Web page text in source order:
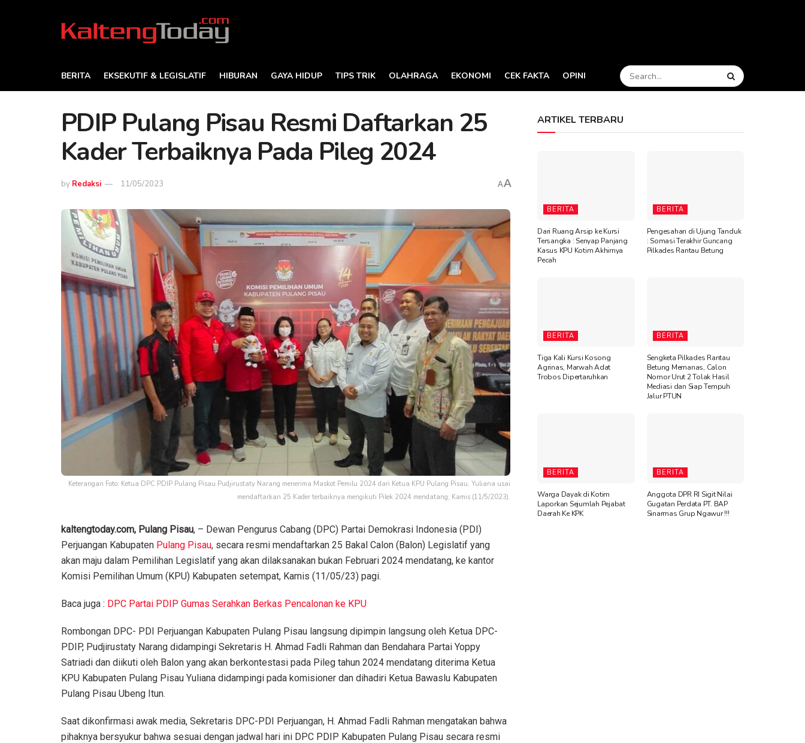
BERITA EKSEKUTIF & LEGISLATIF HIBURAN GAYA HIDUP TIPS TRIK OLAHRAGA EKONOMI CEK FAKTA OPINI
PDIP Pulang Pisau Resmi Daftarkan 25
Kader Terbaiknya Pada Pileg 2024
by Redaksi 11/05/2023 AA
Keterangan Foto: Ketua DPC PDIP Pulang Pisau Pudjirustaty Narang menerima Maskot Pemilu 2024 dari Ketua KPU Pulang Pisau, Yuliana usai
mendaftarkan 25 Kader terbaiknya mengikuti Pilek 2024 mendatang, Kamis (11/5/2023).
kaltengtoday.com, Pulang Pisau, – Dewan Pengurus Cabang (DPC) Partai Demokrasi Indonesia (PDI)
Perjuangan Kabupaten Pulang Pisau, secara resmi mendaftarkan 25 Bakal Calon (Balon) Legislatif yang
akan maju dalam Pemilihan Legislatif yang akan dilaksanakan bukan Februari 2024 mendatang, ke kantor
Komisi Pemilihan Umum (KPU) Kabupaten setempat, Kamis (11/05/23) pagi.
Baca juga : DPC Partai PDIP Gumas Serahkan Berkas Pencalonan ke KPU
Rombongan DPC- PDI Perjuangan Kabupaten Pulang Pisau langsung dipimpin langsung oleh Ketua DPC-
PDIP, Pudjirustaty Narang didampingi Sekretaris H. Ahmad Fadli Rahman dan Bendahara Partai Yoppy
Satriadi dan diikuti oleh Balon yang akan berkontestasi pada Pileg tahun 2024 mendatang diterima Ketua
KPU Kabupaten Pulang Pisau Yuliana didampingi pada komisioner dan dihadiri Ketua Bawaslu Kabupaten
Pulang Pisau Ubeng Itun.
Saat dikonfirmasi awak media, Sekretaris DPC-PDI Perjuangan, H. Ahmad Fadli Rahman mengatakan bahwa
pihaknya bersyukur bahwa sesuai dengan jadwal hari ini DPC PDIP Kabupaten Pulang Pisau secara resmi
ARTIKEL TERBARU
BERITA
Dari Ruang Arsip ke Kursi
Tersangka : Senyap Panjang
Kasus KPU Kotim Akhirnya
Pecah
BERITA
Pengesahan di Ujung Tanduk
: Somasi Terakhir Guncang
Pilkades Rantau Betung
BERITA
Tiga Kali Kursi Kosong
Agrinas, Marwah Adat
Trobos Dipertaruhkan
BERITA
Sengketa Pilkades Rantau
Betung Memanas, Calon
Nomor Urut 2 Tolak Hasil
Mediasi dan Siap Tempuh
Jalur PTUN
BERITA
Warga Dayak di Kotim
Laporkan Sejumlah Pejabat
Daerah Ke KPK
BERITA
Anggota DPR RI Sigit Nilai
Gugatan Perdata PT. BAP
Sinarmas Grup Ngawur !!!